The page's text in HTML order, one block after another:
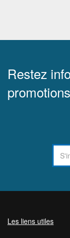
Restez
Les liens utiles